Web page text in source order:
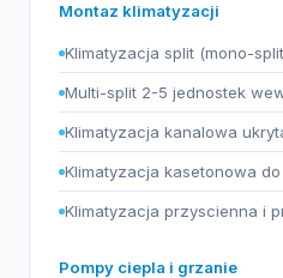
Montaz klimatyzacji
Klimatyzacja split (mono-
Multi-split 2-5 jednostek
Klimatyzacja kanalowa
Klimatyzacja kasetonowa
Klimatyzacja przyscienna i
Pompy ciepla i grzanie